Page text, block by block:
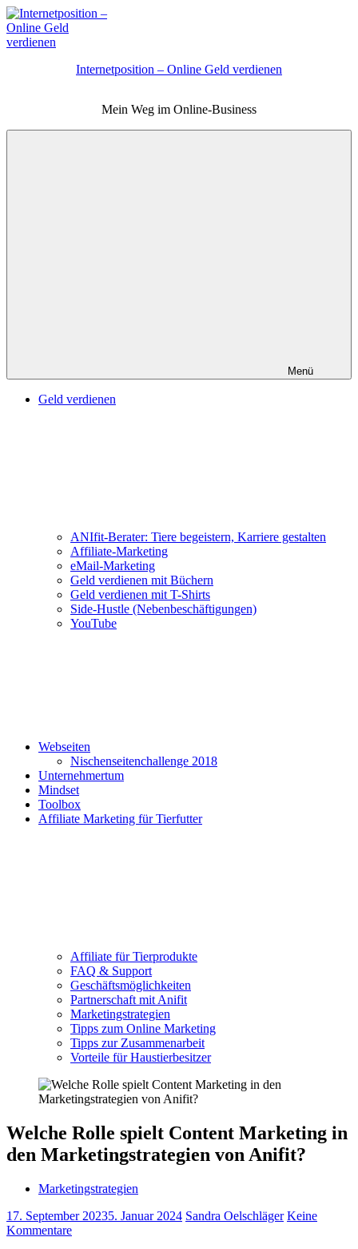
Zum
Inhalt
springen
Internetposition – Online Geld verdienen
Mein Weg im Online-Business
Menü
Geld verdienen
ANIfit-Berater: Tiere begeistern, Karriere gestalten
Affiliate-Marketing
eMail-Marketing
Geld verdienen mit Büchern
Geld verdienen mit T-Shirts
Side-Hustle (Nebenbeschäftigungen)
YouTube
Webseiten
Nischenseitenchallenge 2018
Unternehmertum
Mindset
Toolbox
Affiliate Marketing für Tierfutter
Affiliate für Tierprodukte
FAQ & Support
Geschäftsmöglichkeiten
Partnerschaft mit Anifit
Marketingstrategien
Tipps zum Online Marketing
Tipps zur Zusammenarbeit
Vorteile für Haustierbesitzer
Welche Rolle spielt Content Marketing in
den Marketingstrategien von Anifit?
Marketingstrategien
17. September 20235. Januar 2024 Sandra Oelschläger Keine
Kommentare